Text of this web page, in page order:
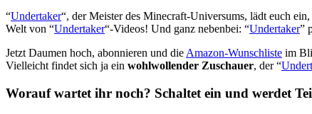
“Undertaker“, der Meister des Minecraft-Universums, lädt euch
Welt von “Undertaker“-Videos! Und ganz nebenbei: “Undertaker”
Jetzt Daumen hoch, abonnieren und die Amazon-Wunschliste im
Vielleicht findet sich ja ein wohlwollender Zuschauer, der “
Worauf wartet ihr noch? Schaltet ein und werdet